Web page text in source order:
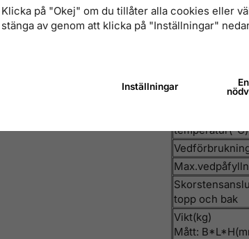
Nominell
effekt(kW)
Utsläpp CO
vid 13%
temperatur(°C)
topp och bak
Vikt(kg)
Mått:
Klicka på "Okej" om du tillåter alla cookies eller
stänga av genom att klicka på "Inställningar"
Inställningar